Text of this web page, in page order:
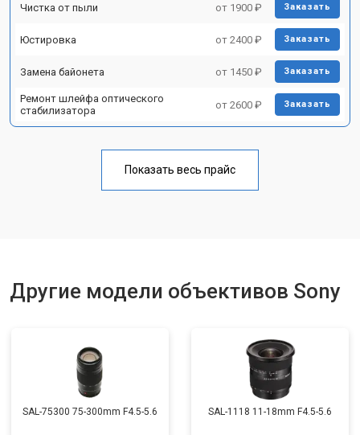
Чистка от пыли от 1900 ₽ Заказать
Юстировка от 2400 ₽ Заказать
Замена байонета от 1450 ₽ Заказать
Ремонт шлейфа оптического
стабилизатора
от 2600 ₽ Заказать
Показать весь прайс
Другие модели объективов Sony
SAL-75300 75-300mm F4.5-5.6 SAL-1118 11-18mm F4.5-5.6